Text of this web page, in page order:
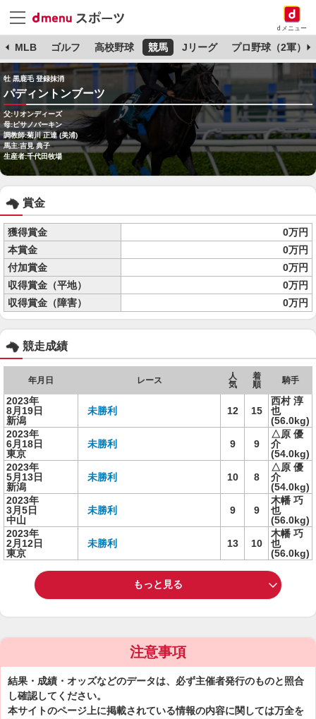
dメニュー
MLB ゴルフ 高校野球 競馬 Jリーグ プロ野球（2軍）
牡 黒鹿毛 登録抹消
パディントンブーツ
父:リオンディーズ
母:ピサノバーキン
調教師:菊川 正達 (美浦)
馬主:吉見 典子
生産者:千代田牧場
賞金
獲得賞金
0万円
本賞金
0万円
付加賞金
0万円
収得賞金（平地）
0万円
収得賞金（障害）
0万円
競走成績
年月日 レース
人
気
着
順
騎手
2023年
8月19日
新潟
未勝利 12 15
西村 淳
也
(56.0kg)
2023年
6月18日
東京
未勝利 9 9
△原 優
介
(54.0kg)
2023年
5月13日
新潟
未勝利 10 8
△原 優
介
(54.0kg)
2023年
3月5日
中山
未勝利 9 9
木幡 巧
也
(56.0kg)
2023年
2月12日
東京
未勝利 13 10
木幡 巧
也
(56.0kg)
もっと見る
注意事項
結果・成績・オッズなどのデータは、必ず主催者発行のものと照合
し確認してください。
本サイトのページ上に掲載されている情報の内容に関しては万全を